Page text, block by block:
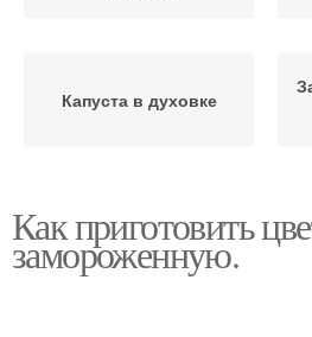
Капуста в духовке
Яйцо в духовке
Как приготовить
замороженную.